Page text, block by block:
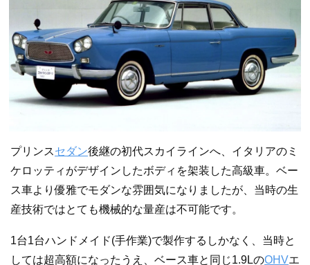
プリンスセダン後継の初代スカイラインへ、イタリアのミ
ケロッティがデザインしたボディを架装した高級車。ベー
ス車より優雅でモダンな雰囲気になりましたが、当時の生
産技術ではとても機械的な量産は不可能です。
1台1台ハンドメイド(手作業)で製作するしかなく、当時と
しては超高額になったうえ、ベース車と同じ1.9LのOHVエ